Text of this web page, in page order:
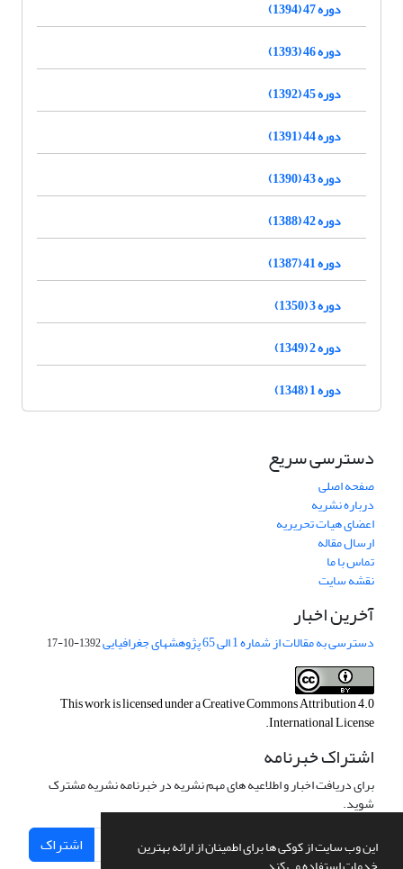
این وب سایت از کوکی ها برای اطمینان از ارائه بهترین
دوره 47 (1394)
دوره 46 (1393)
دوره 45 (1392)
دوره 44 (1391)
دوره 43 (1390)
دوره 42 (1388)
دوره 41 (1387)
دوره 3 (1350)
دوره 2 (1349)
دوره 1 (1348)
دسترسی سریع
صفحه اصلی
درباره نشریه
اعضای هیات تحریریه
ارسال مقاله
تماس با ما
نقشه سایت
آخرین اخبار
دسترسی به مقالات از شماره 1 الی 65 پژوهشهای جغرافیایی 1392-10-17
This work is licensed under aCreative Commons Attribution 4.0
International License
.
اشتراک خبرنامه
برای دریافت اخبار و اطلاعیه های مهم نشریه در خبرنامه نشریه مشترک
شوید.
اشتراک